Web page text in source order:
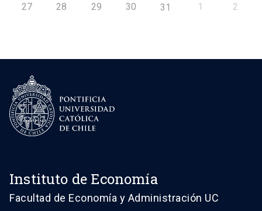
27 28 29 30 31 1 2
Instituto de Economía
Facultad de Economía y Administración UC